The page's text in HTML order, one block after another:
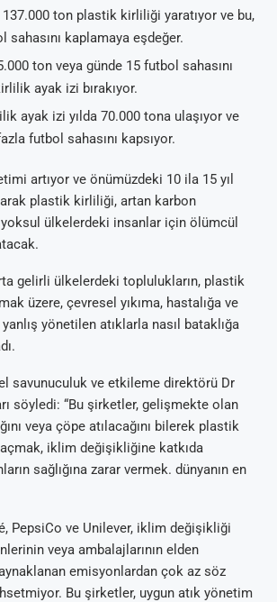
137.000 ton plastik kirliliği yaratıyor ve bu,
sahasını kaplamaya eşdeğer.
ton veya günde 15 futbol sahasını
ayak izi bırakıyor.
ayak izi yılda 70.000 tona ulaşıyor ve
futbol sahasını kapsıyor.
artıyor ve önümüzdeki 10 ila 15 yıl
plastik kirliliği, artan karbon
ülkelerdeki insanlar için ölümcül
gelirli ülkelerdeki toplulukların, plastik
üzere, çevresel yıkıma, hastalığa ve
yönetilen atıklarla nasıl bataklığa
savunuculuk ve etkileme direktörü Dr
söyledi: “Bu şirketler, gelişmekte olan
veya çöpe atılacağını bilerek plastik
iklim değişikliğine katkıda
sağlığına zarar vermek. dünyanın en
PepsiCo ve Unilever, iklim değişikliği
veya ambalajlarının elden
emisyonlardan çok az söz
Bu şirketler, uygun atık yönetim